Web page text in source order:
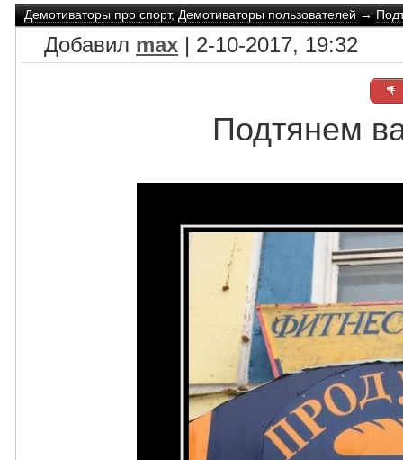
Демотиваторы про спорт,Демотиваторы пользователей→
Добавил max | 2-10-2017, 19:32
Подтянем